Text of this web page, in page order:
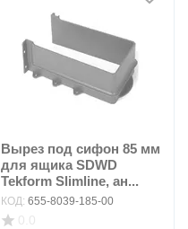
Вырез под сифон 85 мм
для ящика SDWD
Tekform Slimline, ан...
КОД: 655-8039-185-00